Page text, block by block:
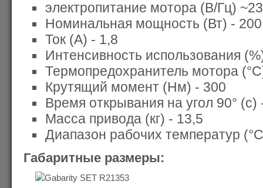
электропитание мотора (В/Гц)
Номинальная мощность (Вт) - 200
Ток (А) - 1,8
Интенсивность использования
Термопредохранитель мотора
Крутящий момент (Нм) - 300
Время открывания на угол 90° (с)
Масса привода (кг) - 13,5
Диапазон рабочих температур
Габаритные размеры: